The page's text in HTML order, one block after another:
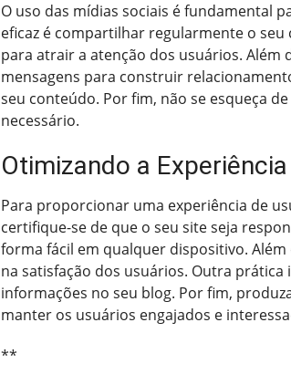
O uso das mídias sociais é fundamental
eficaz é compartilhar regularmente o
para atrair a atenção dos usuários.
mensagens para construir
seu conteúdo. Por fim, não se esqueça
necessário.
Otimizando a
Para proporcionar uma experiência de
certifique-se de que o seu site seja
forma fácil em qualquer dispositivo.
na satisfação dos usuários. Outra
informações no seu blog. Por fim,
manter os usuários engajados e
**